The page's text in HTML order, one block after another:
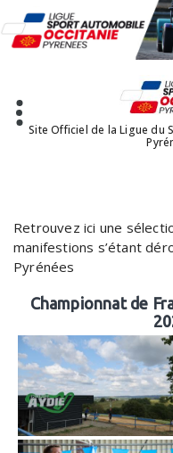
au
contenu
Site Officiel de la Ligue du
Retrouvez ici une
manifestions s’étant
Pyrénées
Championnat de